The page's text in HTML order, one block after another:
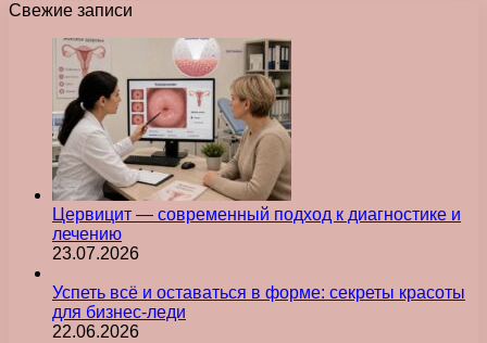
Свежие записи
Цервицит — современный подход к диагностике и
лечению
23.07.2026
Успеть всё и оставаться в форме: секреты красоты
для бизнес-леди
22.06.2026